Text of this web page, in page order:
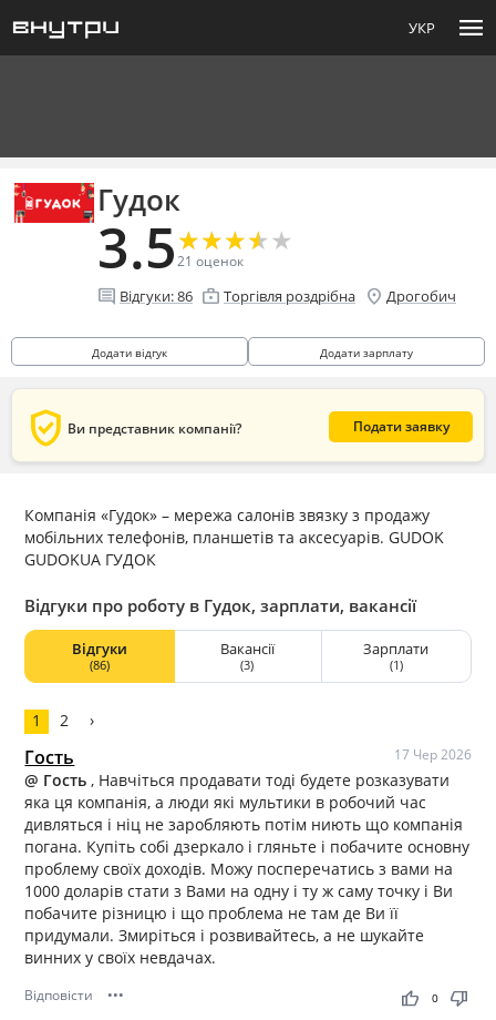
УКР menu
Гудок
3.5★
★★
★★
★★
★★
★
21 оценок
comment Відгуки:86 enterprise Торгівля роздрібна location_on Дрогобич
Додати відгук Додати зарплату
verified_user Ви представник компанії? Подати заявку
Компанія «Гудок» – мережа салонів звязку з продажу
мобільних телефонів, планшетів та аксесуарів. GUDOK
GUDOKUA ГУДОК
Відгуки про роботу в Гудок, зарплати, вакансії
Відгуки
(86)
Вакансії
(3)
Зарплати
(1)
1 2 ›
Гость 17 Чер 2026
@ Гость, Навчіться продавати тоді будете розказувати
яка ця компанія, а люди які мультики в робочий час
дивляться і ніц не заробляють потім ниють що компанія
погана. Купіть собі дзеркало і гляньте і побачите основну
проблему своїх доходів. Можу посперечатись з вами на
1000 доларів стати з Вами на одну і ту ж саму точку і Ви
побачите різницю і що проблема не там де Ви її
придумали. Змиріться і розвивайтесь, а не шукайте
винних у своїх невдачах.
Відповісти ••• thumb_up thumb_down
0